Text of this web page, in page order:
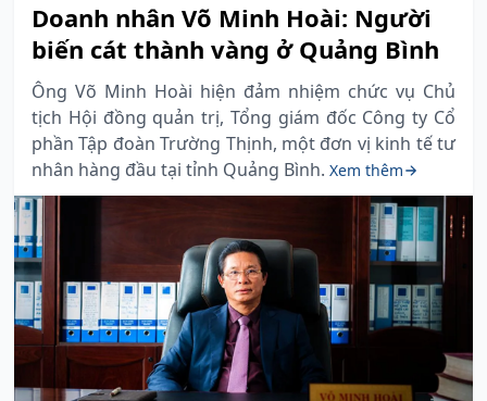
Doanh nhân Võ Minh Hoài: Người
biến cát thành vàng ở Quảng Bình
Ông Võ Minh Hoài hiện đảm nhiệm chức vụ Chủ
tịch Hội đồng quản trị, Tổng giám đốc Công ty Cổ
phần Tập đoàn Trường Thịnh, một đơn vị kinh tế tư
nhân hàng đầu tại tỉnh Quảng Bình. Xem thêm